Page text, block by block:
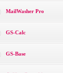
MailWasher Pro
GS-Calc
GS-Base